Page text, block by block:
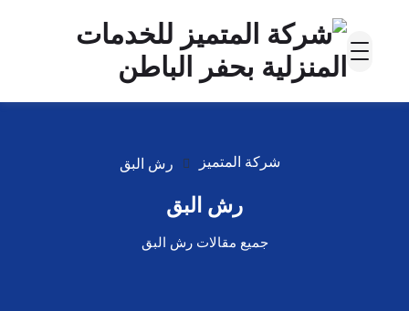
شركة المتميز رش البق
رش البق
جميع مقالات رش البق